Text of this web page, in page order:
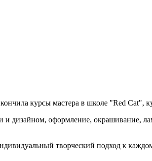
курсы мастера в школе "Red Cat",
дизайном, оформление, окрашивание,
творческий подход к